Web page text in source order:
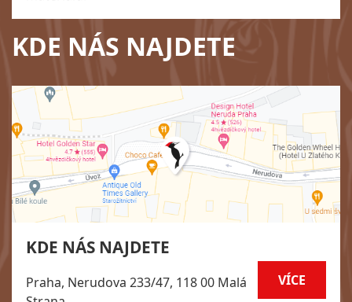
KDE NÁS NAJDETE
KDE NÁS NAJDETE
Praha, Nerudova 233/47, 118 00 Malá
VÍCE